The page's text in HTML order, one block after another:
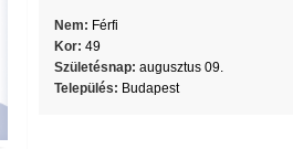
Nem: Férfi
Kor: 49
Születésnap: augusztus 09.
Település: Budapest